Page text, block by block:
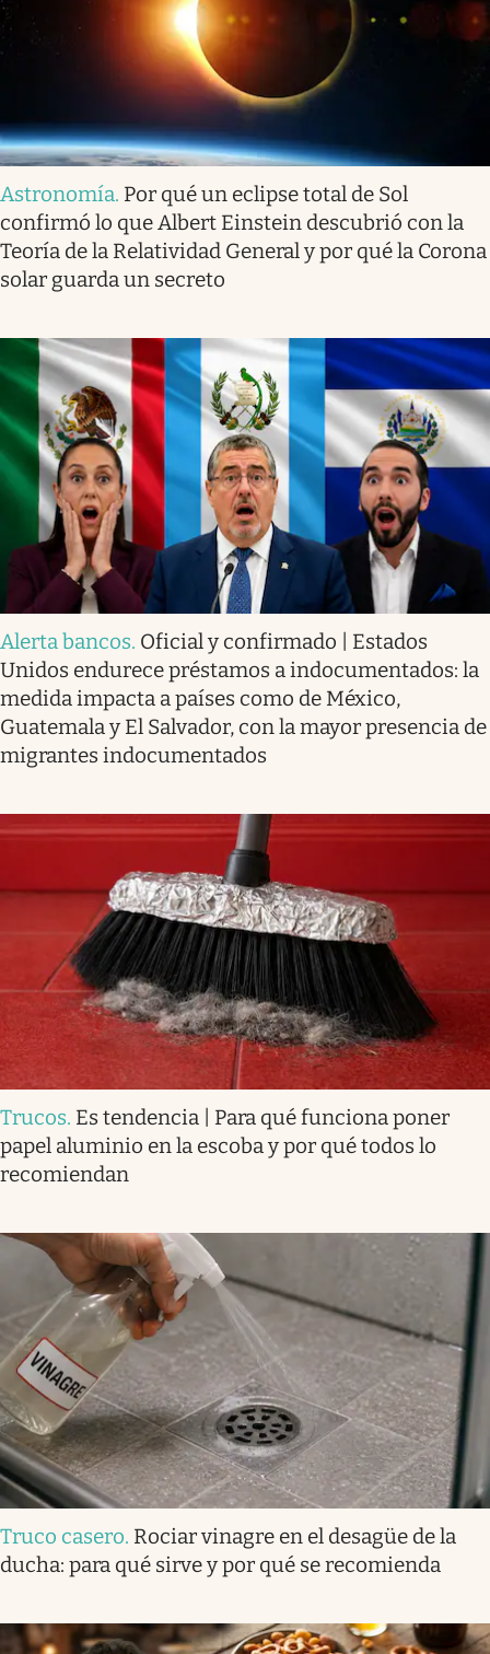
Astronomía. Por qué un eclipse total de Sol
confirmó lo que Albert Einstein descubrió con la
Teoría de la Relatividad General y por qué la Corona
solar guarda un secreto
Alerta bancos. Oficial y confirmado | Estados
Unidos endurece préstamos a indocumentados: la
medida impacta a países como de México,
Guatemala y El Salvador, con la mayor presencia de
migrantes indocumentados
Trucos. Es tendencia | Para qué funciona poner
papel aluminio en la escoba y por qué todos lo
recomiendan
Truco casero. Rociar vinagre en el desagüe de la
ducha: para qué sirve y por qué se recomienda